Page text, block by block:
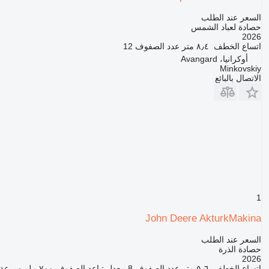
السعر عند الطلب
حصادة لعباد الشمس
2026
اتساع الخطف
٨٫٤ متر عدد الصفوف 12
أوكرانيا، Avangard
Minkovskiy
الاتصال بالبائع
1
John Deere AkturkMakina
السعر عند الطلب
حصادة الذرة
2026